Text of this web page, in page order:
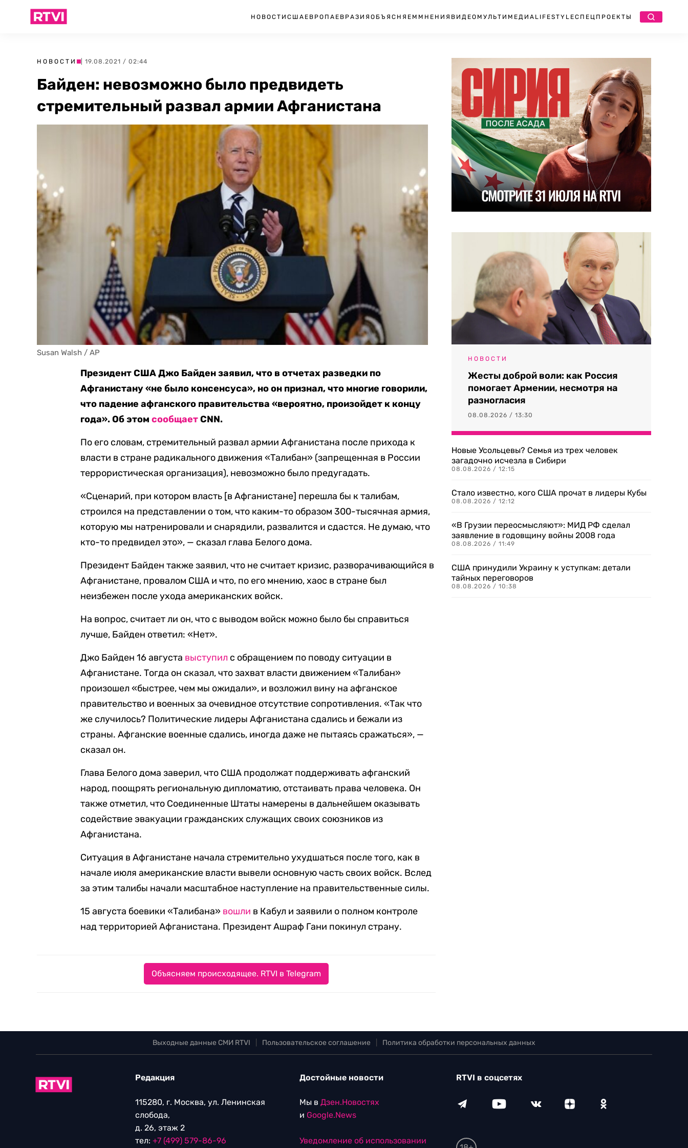
НОВОСТИ США ЕВРОПА ЕВРАЗИЯ ОБЪЯСНЯЕМ МНЕНИЯ ВИДЕО МУЛЬТИМЕДИА LIFESTYLEСПЕЦПРОЕКТЫ
НОВОСТИ | 19.08.2021 / 02:44
Байден: невозможно было предвидеть
стремительный развал армии Афганистана
Susan Walsh / AP
Президент США Джо Байден заявил, что в отчетах разведки по
Афганистану «не было консенсуса», но он признал, что многие говорили,
что падение афганского правительства «вероятно, произойдет к концу
года». Об этомсообщаетСNN.
По его словам, стремительный развал армии Афганистана после прихода к
власти в стране радикального движения «Талибан» (запрещенная в России
террористическая организация), невозможно было предугадать.
«Сценарий, при котором власть [в Афганистане] перешла бы к талибам,
строился на представлении о том, что каким-то образом 300-тысячная армия,
которую мы натренировали и снарядили, развалится и сдастся. Не думаю, что
кто-то предвидел это», — сказал глава Белого дома.
Президент Байден также заявил, что не считает кризис, разворачивающийся в
Афганистане, провалом США и что, по его мнению, хаос в стране был
неизбежен после ухода американских войск.
На вопрос, считает ли он, что с выводом войск можно было бы справиться
лучше, Байден ответил: «Нет».
Джо Байден 16 августа выступил с обращением по поводу ситуации в
Афганистане. Тогда он сказал, что захват власти движением «Талибан»
произошел «быстрее, чем мы ожидали», и возложил вину на афганское
правительство и военных за очевидное отсутствие сопротивления. «Так что
же случилось? Политические лидеры Афганистана сдались и бежали из
страны. Афганские военные сдались, иногда даже не пытаясь сражаться», —
сказал он.
Глава Белого дома заверил, что США продолжат поддерживать афганский
народ, поощрять региональную дипломатию, отстаивать права человека. Он
также отметил, что Соединенные Штаты намерены в дальнейшем оказывать
содействие эвакуации гражданских служащих своих союзников из
Афганистана.
Ситуация в Афганистане начала стремительно ухудшаться после того, как в
начале июля американские власти вывели основную часть своих войск. Вслед
за этим талибы начали масштабное наступление на правительственные силы.
15 августа боевики «Талибана» вошли в Кабул и заявили о полном контроле
над территорией Афганистана. Президент Ашраф Гани покинул страну.
Объясняем происходящее. RTVI в Telegram
НОВОСТИ
Жесты доброй воли: как Россия
помогает Армении, несмотря на
разногласия
08.08.2026 / 13:30
Новые Усольцевы? Семья из трех человек
загадочно исчезла в Сибири
08.08.2026 / 12:15
Стало известно, кого США прочат в лидеры Кубы
08.08.2026 / 12:12
«В Грузии переосмысляют»: МИД РФ сделал
заявление в годовщину войны 2008 года
08.08.2026 / 11:49
США принудили Украину к уступкам: детали
тайных переговоров
08.08.2026 / 10:38
Выходные данные СМИ RTVI Пользовательское соглашение Политика обработки персональных данных
Редакция
115280, г. Москва, ул. Ленинская
слобода,
д. 26, этаж 2
тел: +7 (499) 579-86-96
Достойные новости
Мы в Дзен.Новостях
и Google.News
Уведомление об использовании
RTVI в соцсетях